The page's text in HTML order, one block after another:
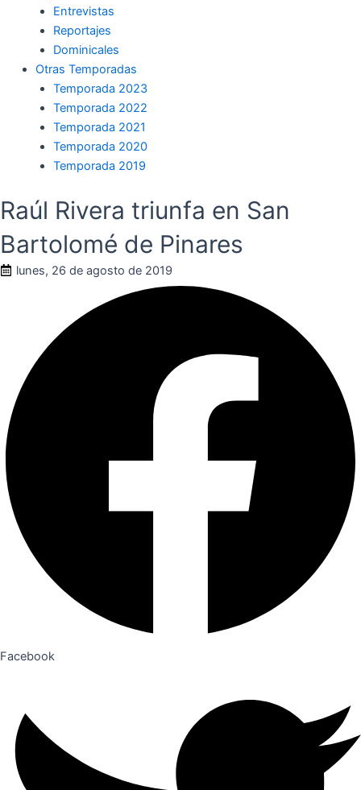
Entrevistas
Reportajes
Dominicales
Otras Temporadas
Temporada 2023
Temporada 2022
Temporada 2021
Temporada 2020
Temporada 2019
Raúl Rivera triunfa en San
Bartolomé de Pinares
lunes, 26 de agosto de 2019
Facebook